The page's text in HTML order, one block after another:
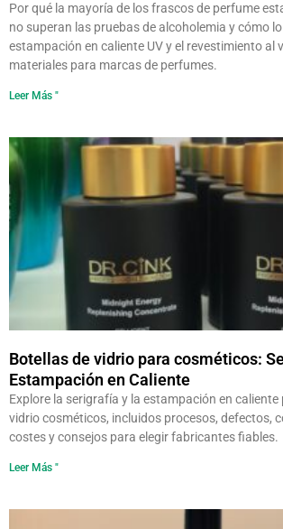
Por qué la mayoría de los frascos de perfume
no superan las pruebas de alcoholemia y cómo
estampación en caliente UV y el revestimiento al
materiales para marcas de perfumes.
Leer Más "
Botellas de vidrio para cosméticos:
Estampación en Caliente
Explore la serigrafía y la estampación en
vidrio cosméticos, incluidos procesos, defectos,
costes y consejos para elegir fabricantes fiables.
Leer Más "